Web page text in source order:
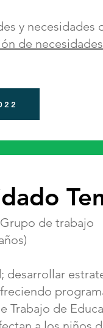
y
de
de
desarrollar
Trabajo de